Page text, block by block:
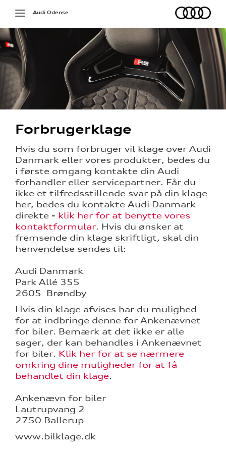
Toggle
navigation
Audi
Audi Odense
Forbrugerklage
Hvis du som forbruger vil klage over Audi
Danmark eller vores produkter, bedes du
i første omgang kontakte din Audi
forhandler eller servicepartner. Får du
ikke et tilfredsstillende svar på din klage
her, bedes du kontakte Audi Danmark
direkte - klik her for at benytte vores
kontaktformular. Hvis du ønsker at
fremsende din klage skriftligt, skal din
henvendelse sendes til:
Audi Danmark
Park Allé 355
2605 Brøndby
Hvis din klage afvises har du mulighed
for at indbringe denne for Ankenævnet
for biler. Bemærk at det ikke er alle
sager, der kan behandles i Ankenævnet
for biler. Klik her for at se nærmere
omkring dine muligheder for at få
behandlet din klage.
Ankenævn for biler
Lautrupvang 2
2750 Ballerup
www.bilklage.dk